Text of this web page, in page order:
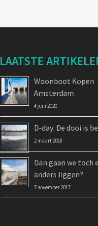
LAATSTE
Woonboot Kopen
Amsterdam
4 juni 2020
D-day: De dooi is
2 maart 2018
Dan gaan we toch
anders liggen?
7 november 2017